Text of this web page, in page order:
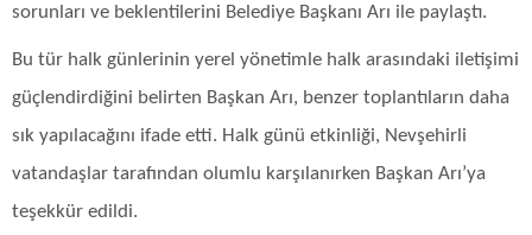
sorunları ve beklentilerini Belediye Başkanı Arı ile paylaştı.
Bu tür halk günlerinin yerel yönetimle halk arasındaki iletişimi
güçlendirdiğini belirten Başkan Arı, benzer toplantıların daha
sık yapılacağını ifade etti. Halk günü etkinliği, Nevşehirli
vatandaşlar tarafından olumlu karşılanırken Başkan Arı’ya
teşekkür edildi.